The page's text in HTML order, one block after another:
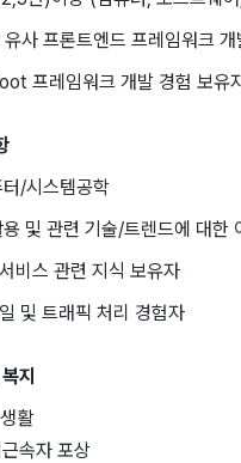
사 프론트엔드 프레임워크
프레임워크 개발 경험 보유
/시스템공학
및 관련 기술/트렌드에 대한
비스 관련 지식 보유자
및 트래픽 처리 경험자
지
활
속자 포상